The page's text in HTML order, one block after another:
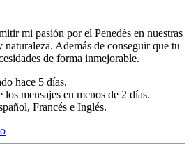
mi pasión por el Penedès en nuestras
naturaleza. Además de conseguir que tu
de forma inmejorable.
hace 5 días.
los mensajes en menos de 2 días.
Francés e Inglés.